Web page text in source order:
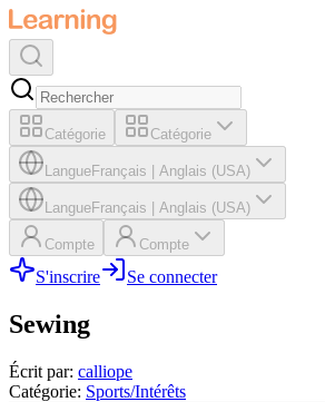
Catégorie Catégorie
LangueFrançais Anglais (USA)
LangueFrançais Anglais (USA)
Compte Compte
S'inscrire Se connecter
Sewing
Écrit par: calliope
Catégorie: Sports/Intérêts